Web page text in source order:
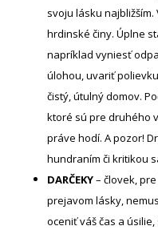
svoju lásku
hrdinské činy. Úplne
napríklad vyniesť
úlohou, uvariť
čistý, útulný domov.
ktoré sú pre druhého
práve hodí. A pozor!
hundraním či kritikou
DARČEKY– človek,
prejavom lásky,
oceniť váš čas a